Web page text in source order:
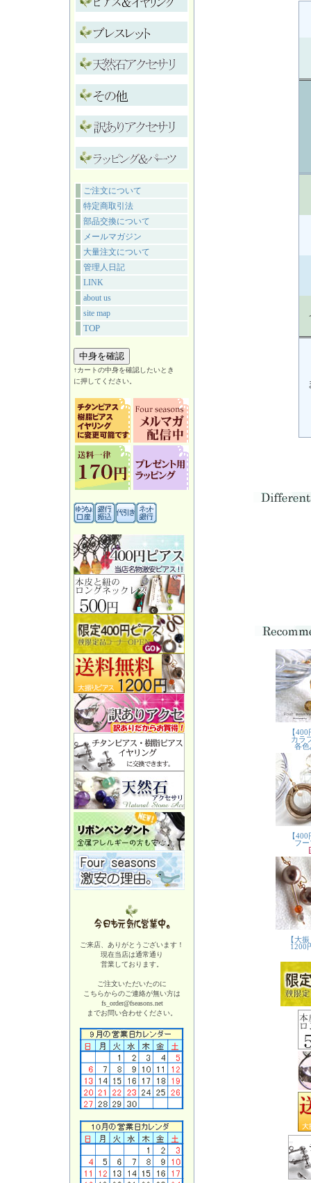
ご注文について
特定商取引法
部品交換について
メールマガジン
大量注文について
管理人日記
LINK
about us
site map
TOP
↑カートの中身を確認したいとき
に押してください。
ご来店、ありがとうございます！
現在当店は通常通り
営業しております。
ご注文いただいたのに
こちらからのご連絡が無い方は
fs_order@fseasons.net
までお問い合わせください。